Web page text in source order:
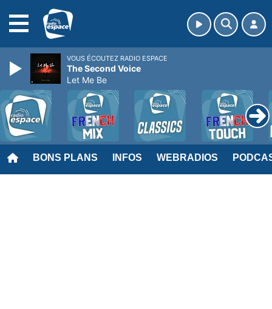
BONS PLANS INFOS WEBRADIOS
VOUS ÉCOUTEZ RADIO ESPACE
The Second Voice
Let Me Be